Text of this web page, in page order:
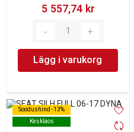
5 557,74 kr‎
Lägg i varukorg
Soodushind -13%
Kesklaos
Soodushind -13%
Kesklaos